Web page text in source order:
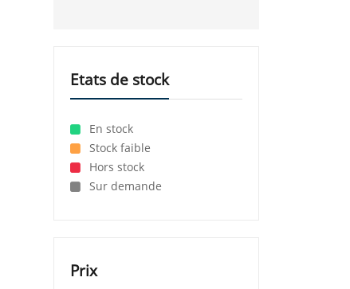
Etats de stock
En stock
Stock faible
Hors stock
Sur demande
Prix